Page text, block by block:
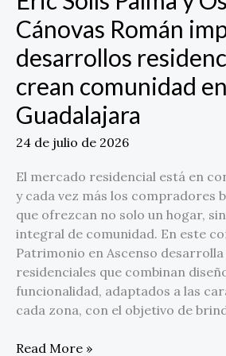
Cánovas Román
desarrollos
crean comunidad en
Guadalajara
24 de julio de 2026
El mercado residencial está en
y cada vez más los compradores
que ofrezcan no solo un hogar,
integral de comunidad. En este
Patrimonio en Ascenso
residenciales que combinan
funcionalidad, adaptados a las
cada zona, con el objetivo de
Read More »